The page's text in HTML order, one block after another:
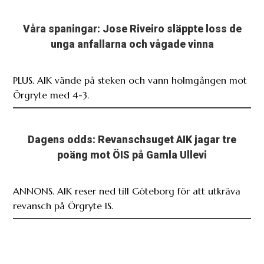
Våra spaningar: Jose Riveiro släppte loss de
unga anfallarna och vågade vinna
PLUS. AIK vände på steken och vann holmgången mot
Örgryte med 4-3.
Dagens odds: Revanschsuget AIK jagar tre
poäng mot ÖIS på Gamla Ullevi
ANNONS. AIK reser ned till Göteborg för att utkräva
revansch på Örgryte IS.